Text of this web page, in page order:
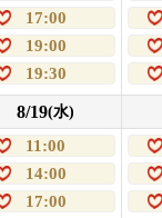
17:00
19:00
19:30
8/19(水)
11:00
14:00
17:00